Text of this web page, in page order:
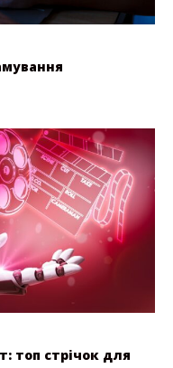
топ стрічок для